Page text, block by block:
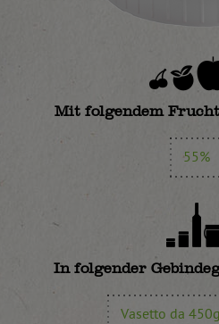
Mit folgendem
55%
In folgender
Vasetto da